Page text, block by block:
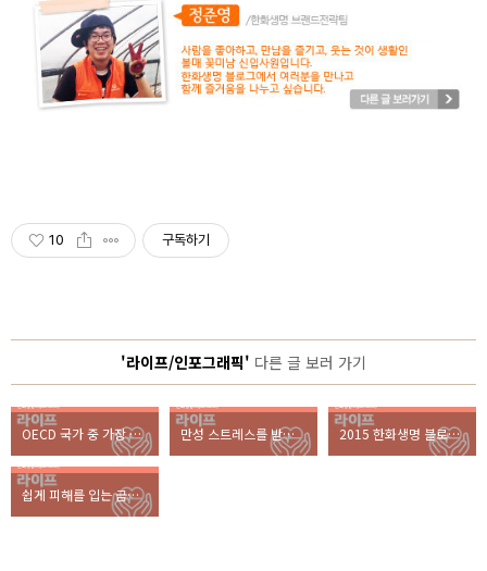
10 구독하기
'라이프/인포그래픽' 다른 글 보러 가기
OECD 국가 중 가장 통근시간이 긴 나라는 어디? 만성 스트레스를 받고 있는 요즘 대학생들, 탈출구는 무엇? 2015 한화생명 블로그 총 결산!
쉽게 피해를 입는 금융사기, 가장 좋은 예방법은?